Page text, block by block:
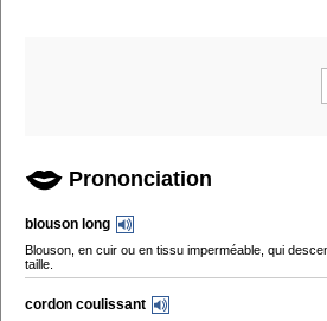
Prononciation
blouson long
Blouson, en cuir ou en tissu imperméable, qui
taille.
cordon coulissant